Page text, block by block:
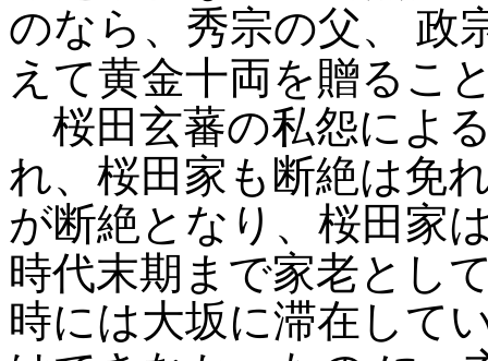
のなら、秀宗の父、
政
えて黄金十両を贈るこ
桜田玄蕃の私怨によ
れ、桜田家も断絶は免
が断絶となり、桜田家
時代末期まで家老とし
時には大坂に滞在して